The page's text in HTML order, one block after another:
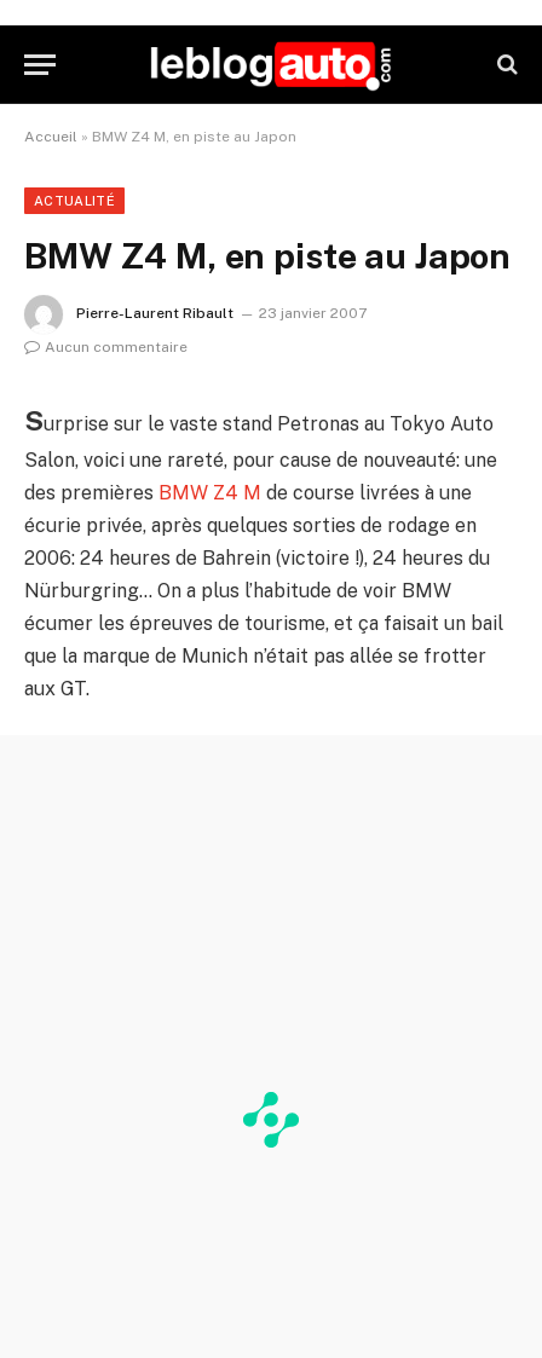
Accueil » BMW Z4 M, en piste au Japon
ACTUALITÉ
BMW Z4 M, en piste au Japon
Pierre-Laurent Ribault
23 janvier 2007
Aucun commentaire
Surprise sur le vaste stand Petronas au Tokyo Auto
Salon, voici une rareté, pour cause de nouveauté: une
des premières BMW Z4 M de course livrées à une
écurie privée, après quelques sorties de rodage en
2006: 24 heures de Bahrein (victoire !), 24 heures du
Nürburgring… On a plus l’habitude de voir BMW
écumer les épreuves de tourisme, et ça faisait un bail
que la marque de Munich n’était pas allée se frotter
aux GT.